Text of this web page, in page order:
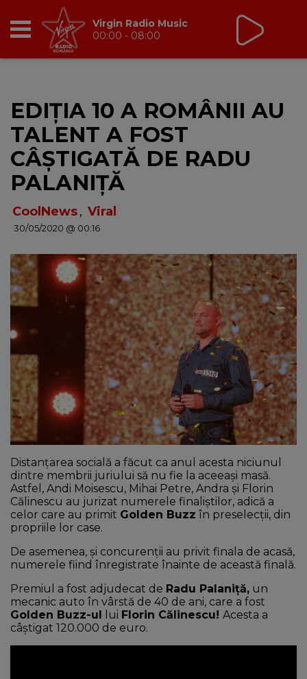
BREAKFAST
TIC TALK
CÂȘTIGĂ
HOT 30
DANCEFLOOR CHART
RADIO ACADEMY
NEWS
CONTUL MEU
Virgin Radio Music
00:00 - 08:00
EDIȚIA 10 A ROMÂNII AU
TALENT A FOST
CÂȘTIGATĂ DE RADU
PALANIȚĂ
CoolNews, Viral
30/05/2020 @ 00:16
Distanțarea socială a făcut ca anul acesta niciunul
dintre membrii juriului să nu fie la aceeași masă.
Astfel, Andi Moisescu, Mihai Petre, Andra și Florin
Călinescu au jurizat numerele finaliștilor, adică a
celor care au primit Golden Buzz în preselecții, din
propriile lor case.
De asemenea, și concurenții au privit finala de acasă,
numerele fiind înregistrate înainte de această finală.
Premiul a fost adjudecat de Radu Palaniță, un
mecanic auto în vârstă de 40 de ani, care a fost
Golden Buzz-ul
lui Florin Călinescu! Acesta a
câștigat 120.000 de euro.